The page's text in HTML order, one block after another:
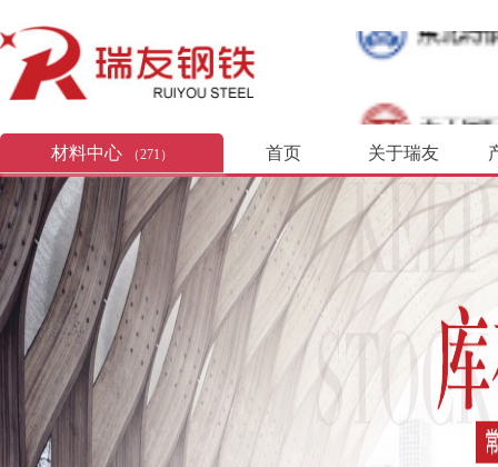
材料中心 （271） 首页 关于瑞友